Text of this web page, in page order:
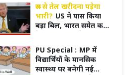
रूस से तेल खरीदना पड़ेगा
भारी? US ने पास किया
बड़ा बिल, भारत समेत कई
खतरा
PU Special : MP में
विद्यार्थियों के मानसिक
स्वास्थ्य पर बनेगी नई